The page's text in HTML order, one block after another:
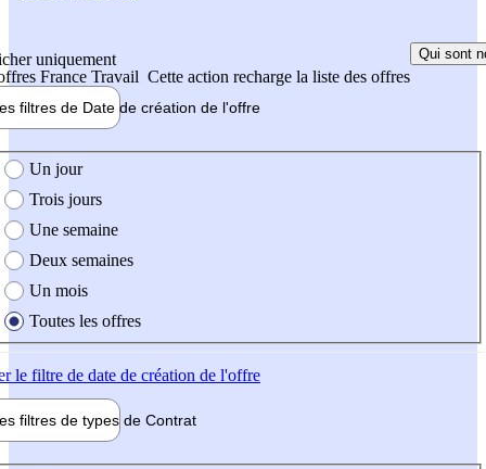
uniquement
France Travail Cette action recharge la liste des offres
Qui sont
filtres de Date de création de l'offre
création de l'offre
Un jour
Trois jours
Une semaine
Deux semaines
Un mois
Toutes les offres
le filtre de date de création de l'offre
filtres de types de Contrat